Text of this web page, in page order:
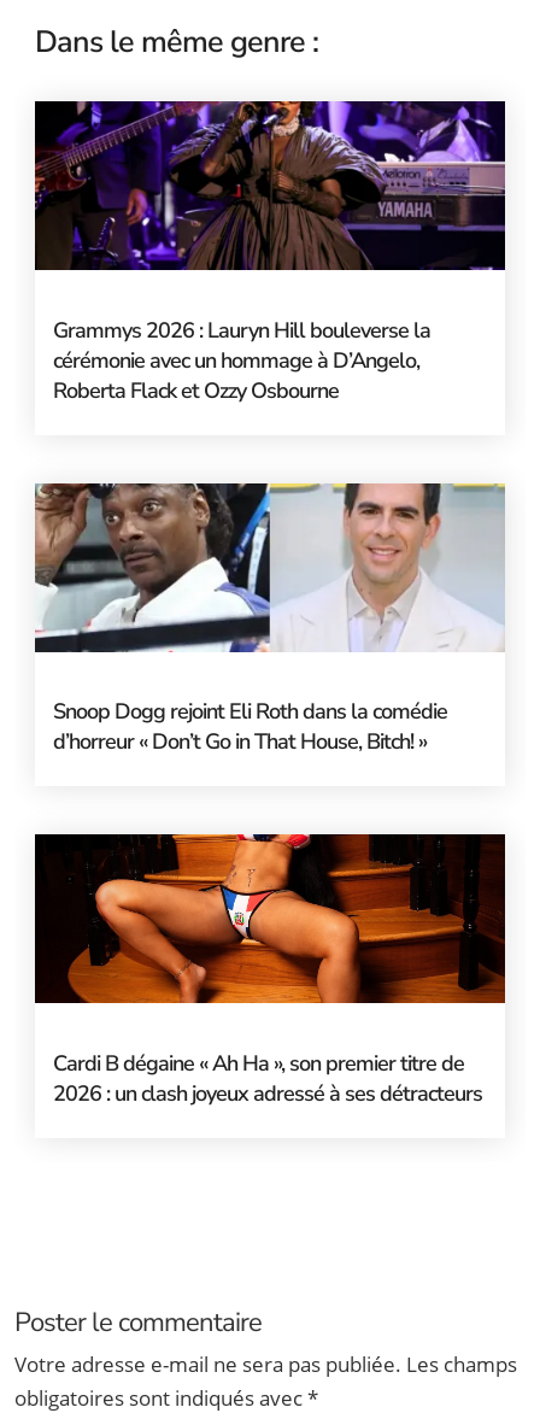
Dans le même genre :
Grammys 2026 : Lauryn Hill bouleverse la
cérémonie avec un hommage à D’Angelo,
Roberta Flack et Ozzy Osbourne
Snoop Dogg rejoint Eli Roth dans la comédie
d’horreur « Don’t Go in That House, Bitch! »
Cardi B dégaine « Ah Ha », son premier titre de
2026 : un clash joyeux adressé à ses détracteurs
Poster le commentaire
Votre adresse e-mail ne sera pas publiée. Les champs
obligatoires sont indiqués avec*